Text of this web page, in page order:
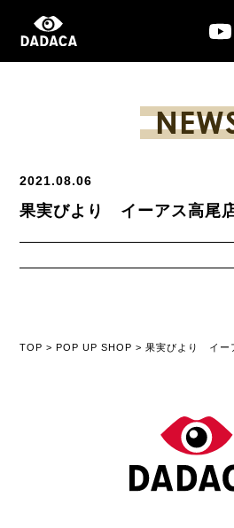
2021.08.06
果実びより イーアス高尾
TOP > POP UP SHOP >果実びより イー